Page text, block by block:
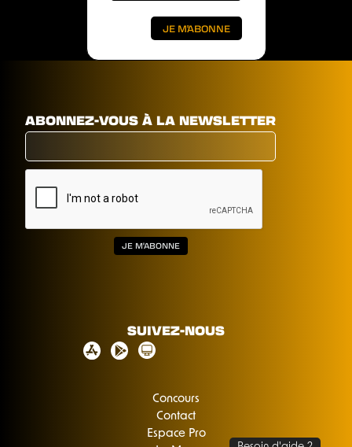
ABONNEZ-VOUS À LA NEWSLETTER
SUIVEZ-NOUS
Concours
Contact
Espace Pro